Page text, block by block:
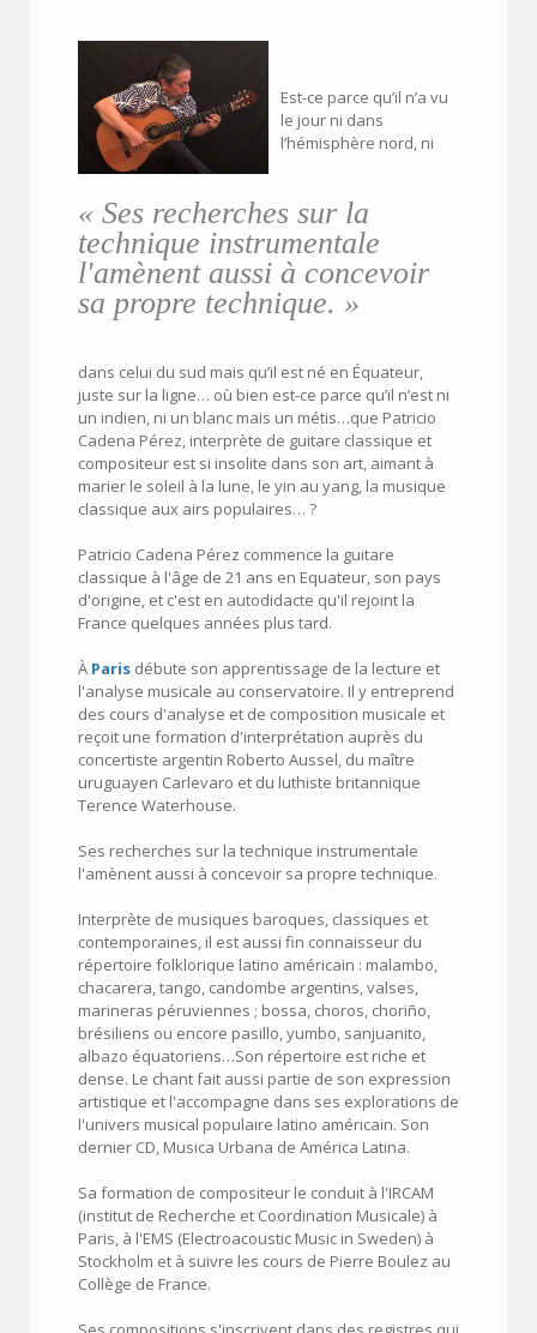
« Ses recherches sur la
technique instrumentale
l'amènent aussi à concevoir
sa propre technique. »
Est-ce parce qu’il n’a vu
le jour ni dans
l’hémisphère nord, ni
dans celui du sud mais qu’il est né en Équateur,
juste sur la ligne… où bien est-ce parce qu’il n’est ni
un indien, ni un blanc mais un métis…que Patricio
Cadena Pérez, interprète de guitare classique et
compositeur est si insolite dans son art, aimant à
marier le soleil à la lune, le yin au yang, la musique
classique aux airs populaires… ?
Patricio Cadena Pérez commence la guitare
classique à l'âge de 21 ans en Equateur, son pays
d'origine, et c'est en autodidacte qu'il rejoint la
France quelques années plus tard.
À Paris débute son apprentissage de la lecture et
l'analyse musicale au conservatoire. Il y entreprend
des cours d'analyse et de composition musicale et
reçoit une formation d'interprétation auprès du
concertiste argentin Roberto Aussel, du maître
uruguayen Carlevaro et du luthiste britannique
Terence Waterhouse.
Ses recherches sur la technique instrumentale
l'amènent aussi à concevoir sa propre technique.
Interprète de musiques baroques, classiques et
contemporaines, il est aussi fin connaisseur du
répertoire folklorique latino américain : malambo,
chacarera, tango, candombe argentins, valses,
marineras péruviennes ; bossa, choros, choriño,
brésiliens ou encore pasillo, yumbo, sanjuanito,
albazo équatoriens…Son répertoire est riche et
dense. Le chant fait aussi partie de son expression
artistique et l'accompagne dans ses explorations de
l'univers musical populaire latino américain. Son
dernier CD, Musica Urbana de América Latina.
Sa formation de compositeur le conduit à l'IRCAM
(institut de Recherche et Coordination Musicale) à
Paris, à l'EMS (Electroacoustic Music in Sweden) à
Stockholm et à suivre les cours de Pierre Boulez au
Collège de France.